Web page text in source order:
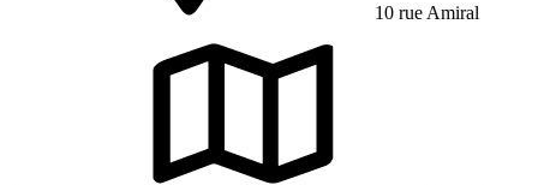
10 rue Amiral